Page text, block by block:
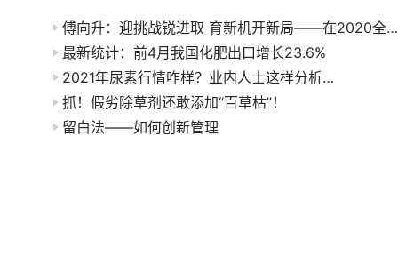
傅向升：迎挑战锐进取 育新机开新局——在2020全国石油和化工行业经济形势分析会上的讲话
最新统计：前4月我国化肥出口增长23.6%
2021年尿素行情咋样？业内人士这样分析…
抓！假劣除草剂还敢添加“百草枯”！
留白法——如何创新管理